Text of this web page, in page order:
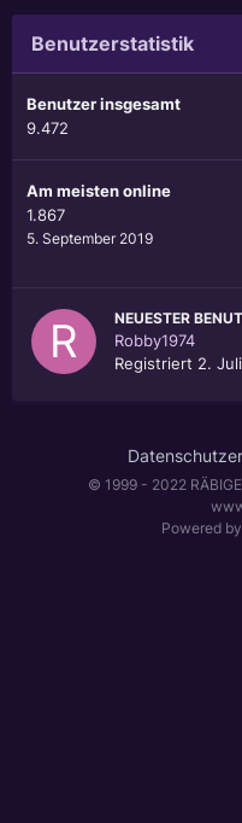
Benutzerstatistik
Benutzer insgesamt
9.472
Am meisten online
1.867
5. September 2019
NEUESTER
Robby1974
Registriert 2.
© 1999 - 2022
Powered